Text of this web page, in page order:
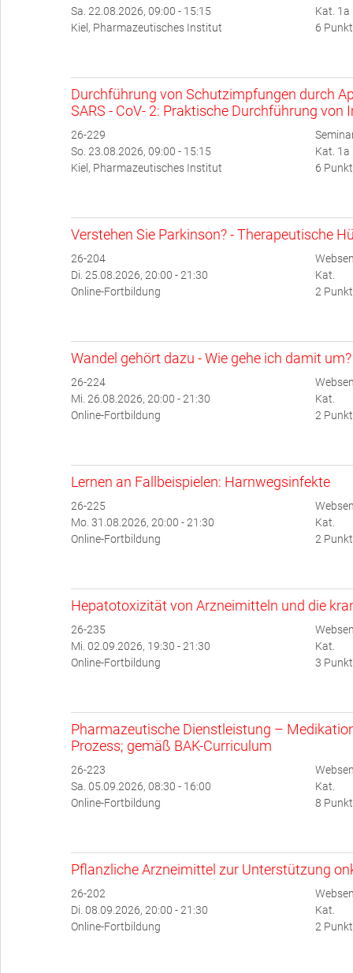
Sa. 22.08.2026, 09:00 - 15:15
Kiel, Pharmazeutisches Institut
Kat. 1a
6
Durchführung von Schutzimpfungen durch
SARS - CoV- 2: Praktische Durchführung von
26-229
So. 23.08.2026, 09:00 - 15:15
Kiel, Pharmazeutisches Institut
Kat. 1a
6
Verstehen Sie Parkinson? - Therapeutische
26-204
Di. 25.08.2026, 20:00 - 21:30
Online-Fortbildung
Kat.
2
Wandel gehört dazu - Wie gehe ich damit um?
26-224
Mi. 26.08.2026, 20:00 - 21:30
Online-Fortbildung
Kat.
2
Lernen an Fallbeispielen: Harnwegsinfekte
26-225
Mo. 31.08.2026, 20:00 - 21:30
Online-Fortbildung
Kat.
2
Hepatotoxizität von Arzneimitteln und die
26-235
Mi. 02.09.2026, 19:30 - 21:30
Online-Fortbildung
Kat.
3
Pharmazeutische Dienstleistung –
Prozess; gemäß BAK-Curriculum
26-223
Sa. 05.09.2026, 08:30 - 16:00
Online-Fortbildung
Kat.
8
Pflanzliche Arzneimittel zur Unterstützung
26-202
Di. 08.09.2026, 20:00 - 21:30
Online-Fortbildung
Kat.
2